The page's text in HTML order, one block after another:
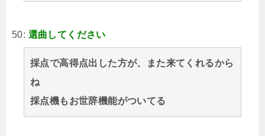
50: 選曲してください
採点で高得点出した方が、また来てくれるから
ね
採点機もお世辞機能がついてる